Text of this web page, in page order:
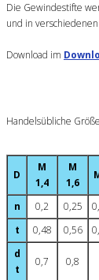
Die Gewindestifte
und in
Download im
Handelsübliche
D
M
1,4
M
1,6
n
0,2 0,25
t
0,48 0,56
d
t
0,7 0,8